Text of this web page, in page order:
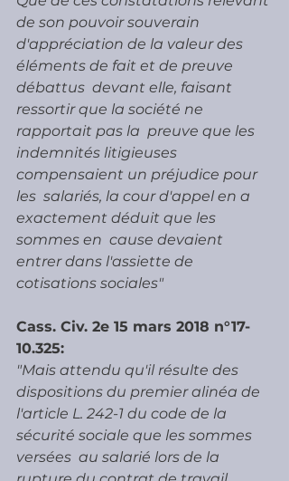
de son pouvoir souverain
d'appréciation de la valeur des
éléments de fait et de preuve
débattus  devant elle, faisant
ressortir que la société ne
rapportait pas la  preuve que les
indemnités litigieuses
compensaient un préjudice pour
les  salariés, la cour d'appel en a
exactement déduit que les
sommes en  cause devaient
entrer dans l'assiette de
cotisations sociales"
Cass. Civ. 2e 15 mars 2018 n°17-
10.325:
"Mais attendu qu'il résulte des
dispositions du premier alinéa de
l'article L. 242-1 du code de la
sécurité sociale que les sommes
versées  au salarié lors de la